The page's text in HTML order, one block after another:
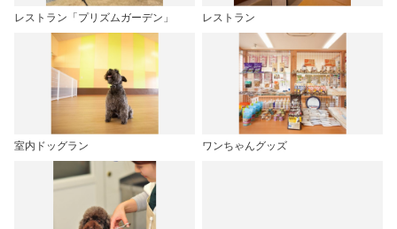
レストラン「プリズムガーデン」 レストラン
室内ドッグラン ワンちゃんグッズ